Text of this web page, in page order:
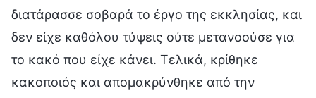
διατάρασσε σοβαρά το έργο της εκκλησίας, και
δεν είχε καθόλου τύψεις ούτε μετανοούσε για
το κακό που είχε κάνει. Τελικά, κρίθηκε
κακοποιός και απομακρύνθηκε από την